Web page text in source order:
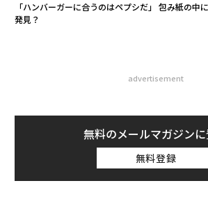
「ハンバーガーに合うのはペプシだ」 包み紙の中
発見？
advertisement
無料のメールマガジン
無料登録